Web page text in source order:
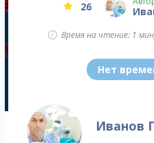
26
Время на чтение: 1
Нет
Иванов